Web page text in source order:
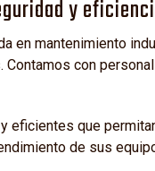
y
en mantenimiento
con
que
de sus